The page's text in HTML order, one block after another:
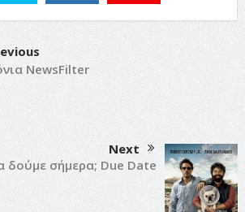
NewsFilter
Next
δούμε σήμερα; Due Date